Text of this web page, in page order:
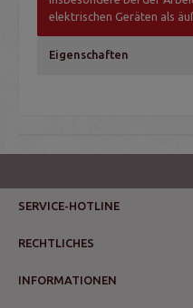
elektrischen Geräten als
Eigenschaften
SERVICE-HOTLINE
RECHTLICHES
INFORMATIONEN